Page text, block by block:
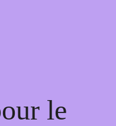
le